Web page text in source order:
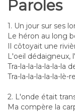
Paroles
1. Un jour sur ses
Le héron au long
Il côtoyait une
L'oeil dédaigneux,
Tra-la-la-la-la-la-la
Tra-la-la-la-la-la-lè-re
2. L'onde était
Ma compère la